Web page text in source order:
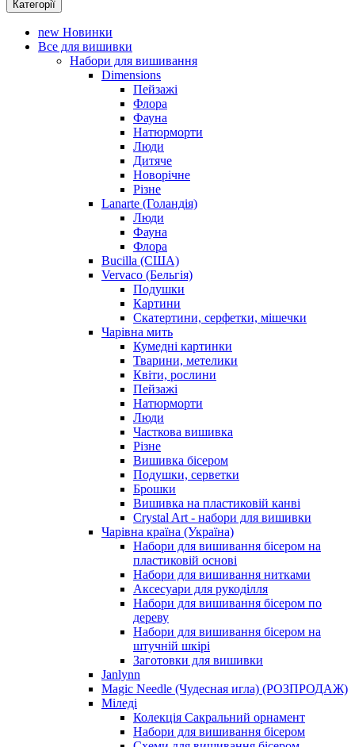
Категорії
new Новинки
Все для вишивки
Набори для вишивання
Dimensions
Пейзажі
Флора
Фауна
Натюрморти
Люди
Дитяче
Новорічне
Різне
Lanarte (Голандія)
Люди
Фауна
Флора
Bucilla (США)
Vervaco (Бельгія)
Подушки
Картини
Скатертини, серфетки, мішечки
Чарiвна мить
Кумедні картинки
Тварини, метелики
Квіти, рослини
Пейзажі
Натюрморти
Люди
Часткова вишивка
Різне
Вишивка бісером
Подушки, серветки
Брошки
Вишивка на пластиковій канві
Crystal Art - набори для вишивки
Чарівна країна (Україна)
Набори для вишивання бісером на
пластиковій основі
Набори для вишивання нитками
Аксесуари для рукоділля
Набори для вишивання бісером по
дереву
Набори для вишивання бісером на
штучній шкірі
Заготовки для вишивки
Janlynn
Magic Needle (Чудесная игла) (РОЗПРОДАЖ)
Міледі
Колекція Сакральний орнамент
Набори для вишивання бісером